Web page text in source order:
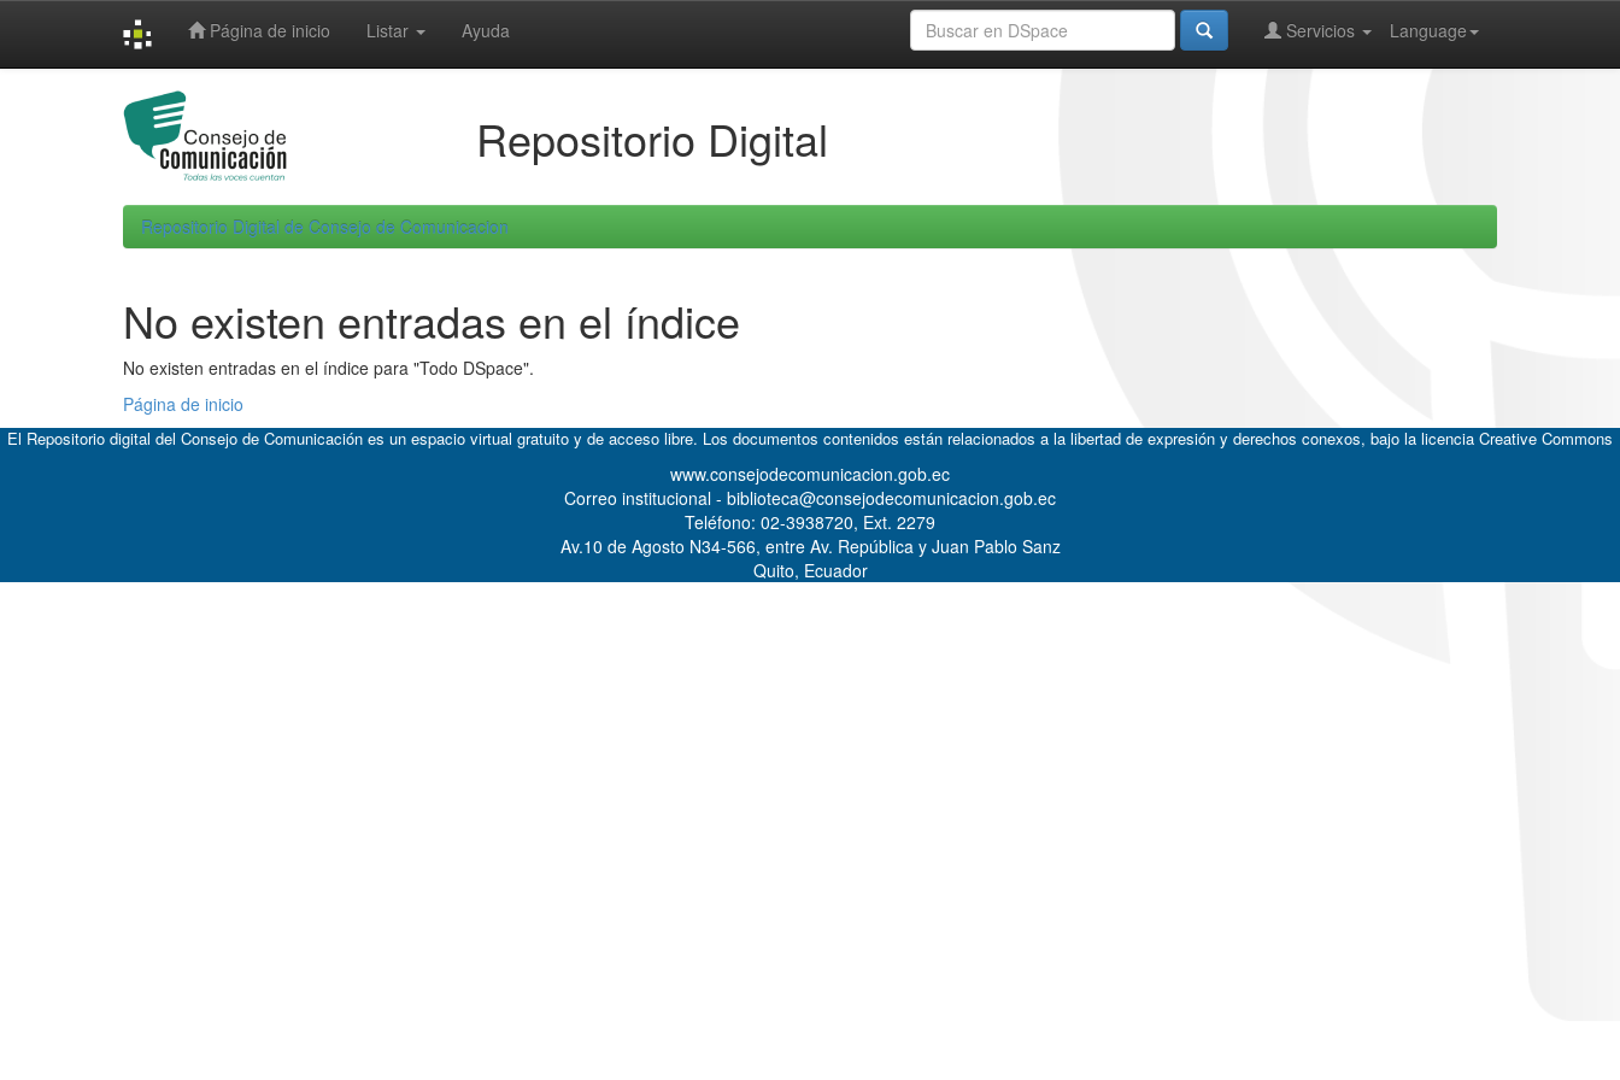
Página de inicio Listar Ayuda Language
Servicios
Repositorio Digital
Repositorio Digital de Consejo de Comunicacion
No existen entradas en el índice
No existen entradas en el índice para "Todo DSpace".
Página de inicio
El Repositorio digital del Consejo de Comunicación es un espacio virtual gratuito y de acceso libre. Los documentos contenidos están relacionados a la libertad de expresión y derechos conexos, bajo la licencia Creative Commons
www.consejodecomunicacion.gob.ec
Correo institucional - biblioteca@consejodecomunicacion.gob.ec
Teléfono: 02-3938720, Ext. 2279
Av.10 de Agosto N34-566, entre Av. República y Juan Pablo Sanz
Quito, Ecuador